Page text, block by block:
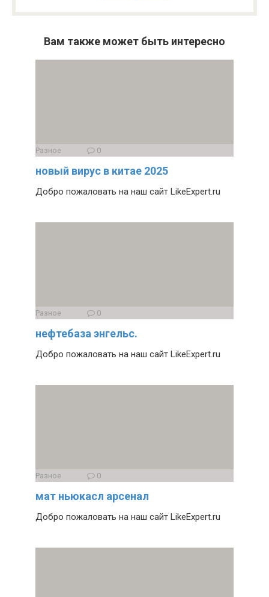
Вам также может быть интересно
Разное 0
новый вирус в китае 2025
Добро пожаловать на наш сайт LikeExpert.ru
Разное 0
нефтебаза энгельс.
Добро пожаловать на наш сайт LikeExpert.ru
Разное 0
мат ньюкасл арсенал
Добро пожаловать на наш сайт LikeExpert.ru